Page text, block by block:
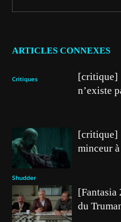
ARTICLES CONNEXES
Critiques
[critique]
n’existe
Shudder
[critique]
minceur
[Fantasia
du